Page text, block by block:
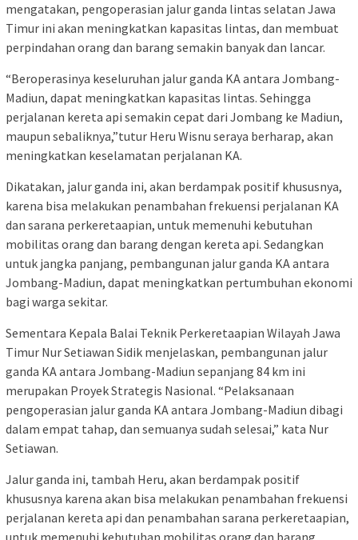
mengatakan, pengoperasian jalur ganda lintas selatan Jawa
Timur ini akan meningkatkan kapasitas lintas, dan membuat
perpindahan orang dan barang semakin banyak dan lancar.
“Beroperasinya keseluruhan jalur ganda KA antara Jombang-
Madiun, dapat meningkatkan kapasitas lintas. Sehingga
perjalanan kereta api semakin cepat dari Jombang ke Madiun,
maupun sebaliknya,”tutur Heru Wisnu seraya berharap, akan
meningkatkan keselamatan perjalanan KA.
Dikatakan, jalur ganda ini, akan berdampak positif khususnya,
karena bisa melakukan penambahan frekuensi perjalanan KA
dan sarana perkeretaapian, untuk memenuhi kebutuhan
mobilitas orang dan barang dengan kereta api. Sedangkan
untuk jangka panjang, pembangunan jalur ganda KA antara
Jombang-Madiun, dapat meningkatkan pertumbuhan ekonomi
bagi warga sekitar.
Sementara Kepala Balai Teknik Perkeretaapian Wilayah Jawa
Timur Nur Setiawan Sidik menjelaskan, pembangunan jalur
ganda KA antara Jombang-Madiun sepanjang 84 km ini
merupakan Proyek Strategis Nasional. “Pelaksanaan
pengoperasian jalur ganda KA antara Jombang-Madiun dibagi
dalam empat tahap, dan semuanya sudah selesai,” kata Nur
Setiawan.
Jalur ganda ini, tambah Heru, akan berdampak positif
khususnya karena akan bisa melakukan penambahan frekuensi
perjalanan kereta api dan penambahan sarana perkeretaapian,
untuk memenuhi kebutuhan mobilitas orang dan barang